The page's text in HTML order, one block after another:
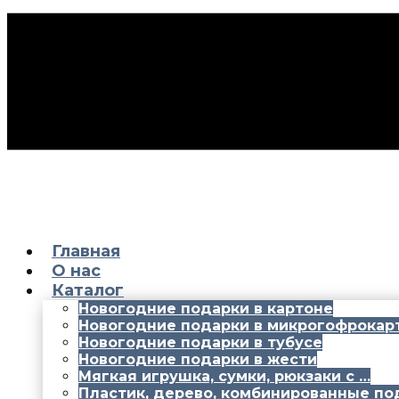
Главная
О нас
Каталог
Новогодние подарки в картоне
Новогодние подарки в
Новогодние подарки в тубусе
Новогодние подарки в жести
Мягкая игрушка, сумки, рюкзаки с …
Пластик, дерево, комбинированные